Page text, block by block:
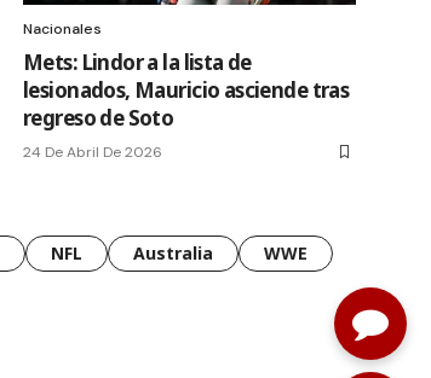
Nacionales
Mets: Lindor a la lista de
lesionados, Mauricio asciende tras
regreso de Soto
24 De Abril De 2026
NFL Australia
WWE